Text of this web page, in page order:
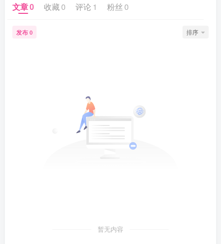
文章0 收藏 0 评论 1 粉丝 0
发布 0 排序
暂无内容